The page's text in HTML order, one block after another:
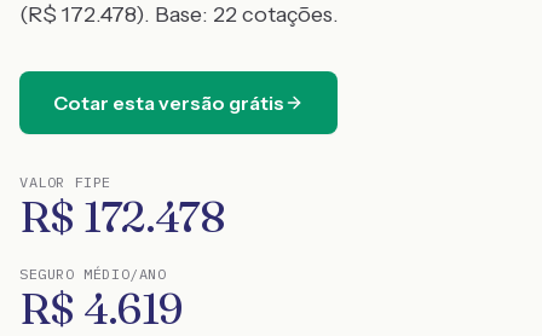
(R$ 172.478). Base: 22cotações.
Cotar esta versão grátis
VALOR FIPE
R$ 172.478
SEGURO MÉDIO/ANO
R$ 4.619